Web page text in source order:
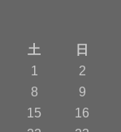
土
日
1
2
8
9
15
16